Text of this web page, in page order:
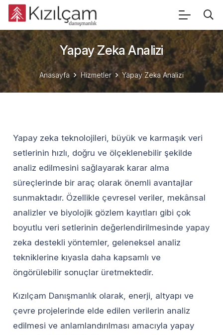
Yapay Zeka Analizi
Anasayfa Hizmetler Yapay Zeka Analizi
Yapay zeka teknolojileri, büyük ve karmaşık veri
setlerinin hızlı, doğru ve ölçeklenebilir şekilde
analiz edilmesini sağlayarak karar alma
süreçlerinde bir araç olarak önemli avantajlar
sunmaktadır. Özellikle çevresel veriler, mekânsal
analizler ve biyolojik gözlem kayıtları gibi çok
boyutlu veri setlerinin değerlendirilmesinde yapay
zeka destekli yöntemler, geleneksel analiz
tekniklerine kıyasla daha kapsamlı ve
öngörülebilir sonuçlar üretmektedir.
Kızılçam Danışmanlık olarak, enerji, altyapı ve
çevre projelerinde elde edilen verilerin analiz
edilmesi ve anlamlandırılması amacıyla yapay